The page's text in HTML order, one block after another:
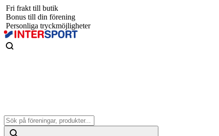
Fri frakt till butik
Bonus till din förening
Personliga tryckmöjligheter